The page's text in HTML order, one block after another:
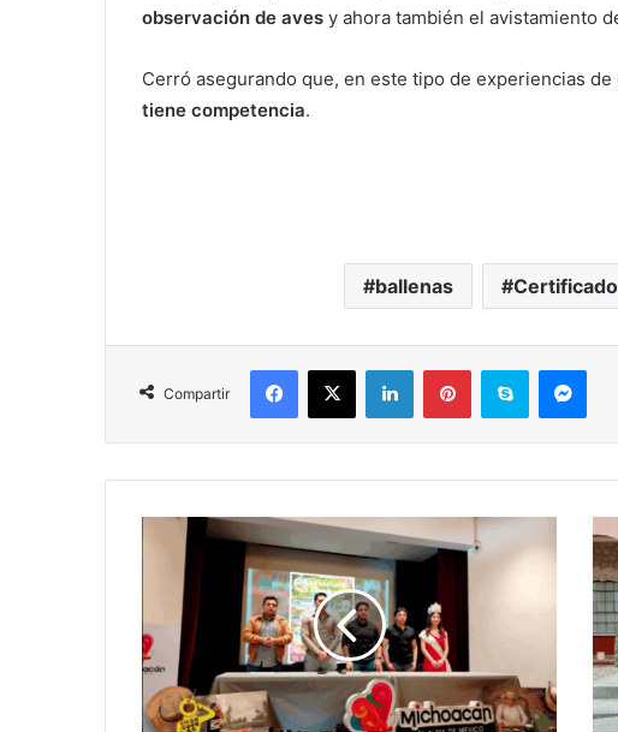
observación de aves y ahora también el avistamiento
Cerró asegurando que, en este tipo de experiencias
tiene competencia.
ballenas Certificado
Compartir
Facebook
X LinkedInPinterestSkype
#Michoacán
Jerahuaro,
Prepara
Una
Semana
De
Feria
Con
Por
Un
Día:
A
Sus
13